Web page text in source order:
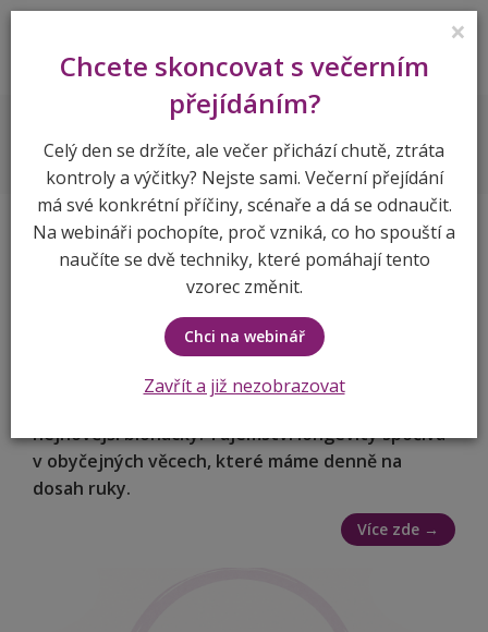
Lenka Vymlátilová
Blog
Longevity a hubnutí = dvě strany jedné
Toužíte po dlouhém životě plném energie
nejnovější biohacky. Tajemství longevity spočívá
v obyčejných věcech, které máme denně na
dosah ruky.
Více zde →
×
Chcete skoncovat s večerním
přejídáním?
Celý den se držíte, ale večer přichází chutě, ztráta
kontroly a výčitky? Nejste sami. Večerní přejídání
má své konkrétní příčiny, scénaře a dá se odnaučit.
Na webináři pochopíte, proč vzniká, co ho spouští a
naučíte se dvě techniky, které pomáhají tento
vzorec změnit.
Chci na webinář
Zavřít a již nezobrazovat